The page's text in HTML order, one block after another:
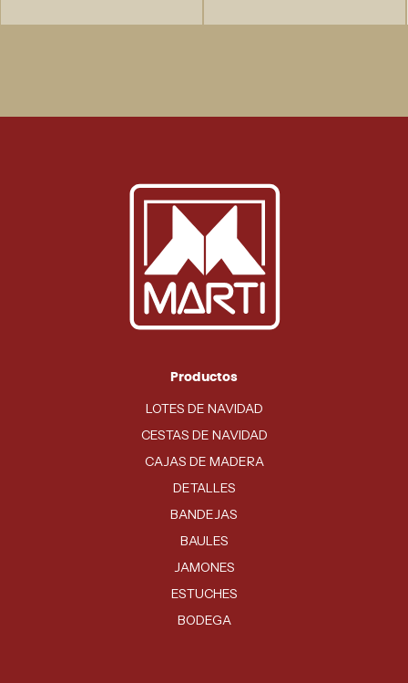
Productos
LOTES DE NAVIDAD
CESTAS DE NAVIDAD
CAJAS DE MADERA
DETALLES
BANDEJAS
BAULES
JAMONES
ESTUCHES
BODEGA